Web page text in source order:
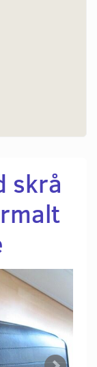
skrå